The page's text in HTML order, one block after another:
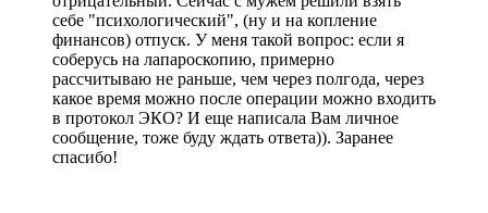
себе "психологический", (ну и на копление
финансов) отпуск. У меня такой вопрос: если я
соберусь на лапароскопию, примерно
рассчитываю не раньше, чем через полгода, через
какое время можно после операции можно входить
в протокол ЭКО? И еще написала Вам личное
сообщение, тоже буду ждать ответа)). Заранее
спасибо!